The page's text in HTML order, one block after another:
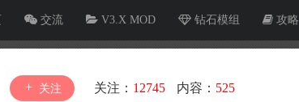
交流 V3.X MOD 钻石模组 攻略
关注 关注： 12745 内容： 525